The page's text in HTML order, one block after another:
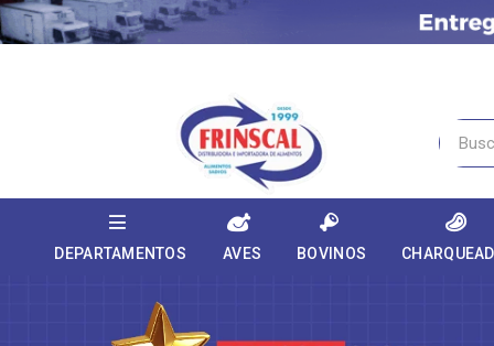
DEPARTAMENTOS AVES BOVINOS